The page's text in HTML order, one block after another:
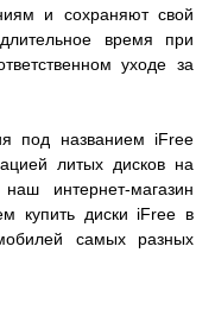
и сохраняют свой
время при
уходе за
под названием iFree
литых дисков на
интернет-магазин
купить диски iFree в
самых разных